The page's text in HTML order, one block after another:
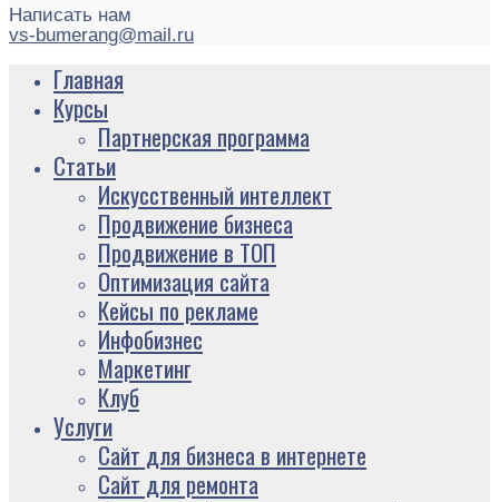
Написать нам
vs-bumerang@mail.ru
Главная
Курсы
Партнерская программа
Статьи
Искусственный интеллект
Продвижение бизнеса
Продвижение в ТОП
Оптимизация сайта
Кейсы по рекламе
Инфобизнес
Маркетинг
Клуб
Услуги
Сайт для бизнеса в интернете
Сайт для ремонта